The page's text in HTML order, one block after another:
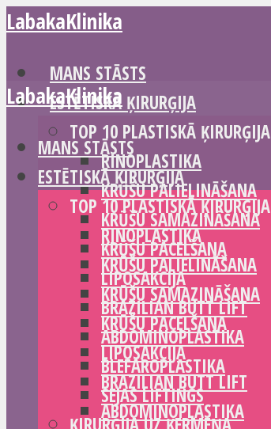
LabakaKlinika
MANS STĀSTS
ESTĒTISKĀ ĶIRURĢIJA
TOP 10 PLASTISKĀ ĶIRURĢIJA
RINOPLASTIKA
KRŪŠU PALIELINĀŠANA
KRŪŠU SAMAZINĀŠANA
KRŪŠU PACELŠANA
LIPOSAKCIJA
BRAZILIAN BUTT LIFT
ABDOMINOPLASTIKA
BLEFAROPLASTIKA
SEJAS LIFTINGS
LabakaKlinika
MANS STĀSTS
ESTĒTISKĀ ĶIRURĢIJA
TOP 10 PLASTISKĀ ĶIRURĢIJA
RINOPLASTIKA
KRŪŠU PALIELINĀŠANA
KRŪŠU SAMAZINĀŠANA
KRŪŠU PACELŠANA
LIPOSAKCIJA
BRAZILIAN BUTT LIFT
ABDOMINOPLASTIKA